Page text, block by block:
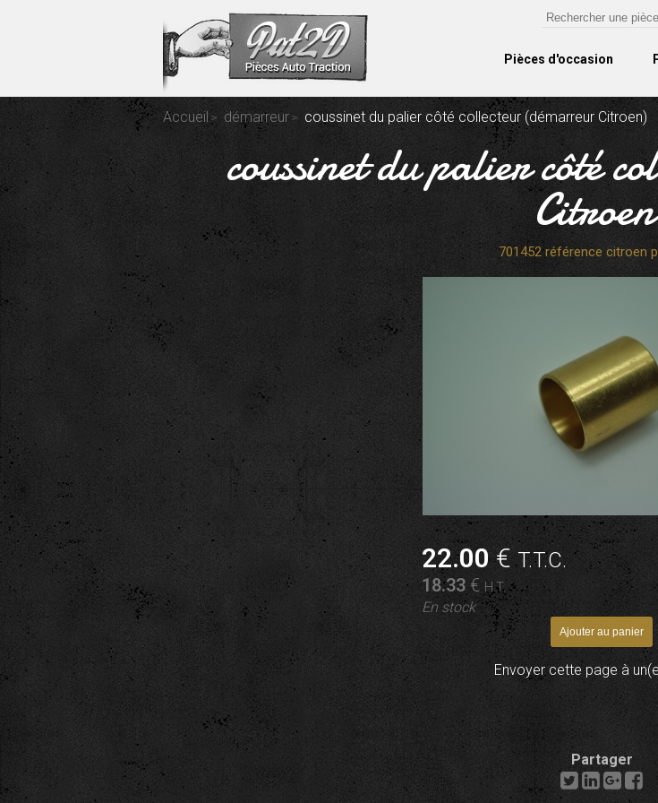
Pièces d'occasion
Accueil démarreur coussinet du palier côté collecteur (démarreur Citroen)
coussinet du palier côté
701452 référence citroen
22.00€T.T.C.
18.33 € H.T.
En stock
Envoyer cette page à
Partager